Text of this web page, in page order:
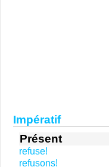
Impératif
Présent
refuse!
refusons!